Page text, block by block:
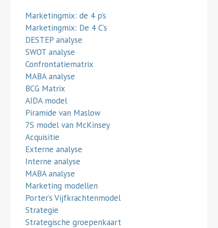
Marketingmix: de 4 p’s
Marketingmix: De 4 C’s
DESTEP analyse
SWOT analyse
Confrontatiematrix
MABA analyse
BCG Matrix
AIDA model
Piramide van Maslow
7S model van McKinsey
Acquisitie
Externe analyse
Interne analyse
MABA analyse
Marketing modellen
Porter’s Vijfkrachtenmodel
Strategie
Strategische groepenkaart